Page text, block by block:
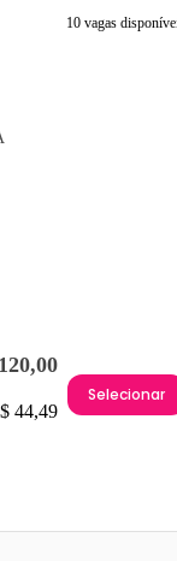
10 vagas
44,49
Selecionar